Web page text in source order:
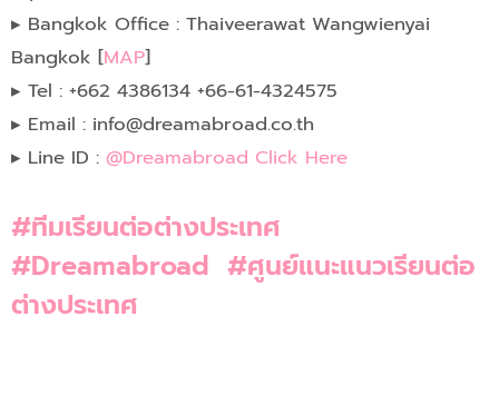
▸ Bangkok Office : Thaiveerawat Wangwienyai
Bangkok [MAP]
▸ Tel : +662 4386134 +66-61-4324575
▸ Email : info@dreamabroad.co.th
▸ Line ID : @Dreamabroad Click Here
#ทีมเรียนต่อต่างประเทศ
#Dreamabroad #ศูนย์แนะแนวเรียนต่อ
ต่างประเทศ